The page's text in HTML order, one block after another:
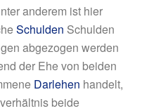
anderem ist hier
Schulden Schulden
abgezogen werden
der Ehe von beiden
Darlehen handelt,
beide